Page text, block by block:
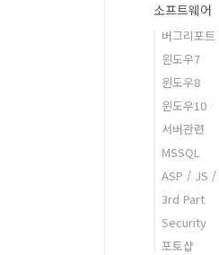
소프트웨어
버그리포트
윈도우7
윈도우8
윈도우10
서버관련
MSSQL
ASP / JS /
3rd Part
Security
포토샵